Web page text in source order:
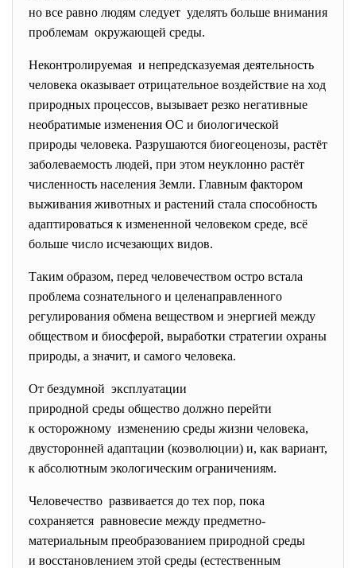
но все равно людям следует уделять больше внимания
проблемам окружающей среды.
Неконтролируемая и непредсказуемая деятельность
человека оказывает отрицательное воздействие на ход
природных процессов, вызывает резко негативные
необратимые изменения ОС и биологической
природы человека. Разрушаются биогеоценозы, растёт
заболеваемость людей, при этом неуклонно растёт
численность населения Земли. Главным фактором
выживания животных и растений стала способность
адаптироваться к измененной человеком среде, всё
больше число исчезающих видов.
Таким образом, перед человечеством остро встала
проблема сознательного и целенаправленного
регулирования обмена веществом и энергией между
обществом и биосферой, выработки стратегии охраны
природы, а значит, и самого человека.
От бездумной эксплуатации
природной среды общество должно перейти
к осторожному изменению среды жизни человека,
двусторонней адаптации (коэволюции) и, как вариант,
к абсолютным экологическим ограничениям.
Человечество развивается до тех пор, пока
сохраняется равновесие между предметно-
материальным преобразованием природной среды
и восстановлением этой среды (естественным